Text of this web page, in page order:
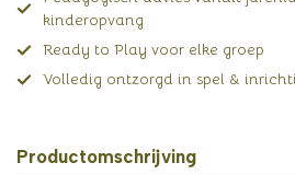
kinderopvang
Ready to Play voor elke groep
Volledig ontzorgd in spel &
Productomschrijving